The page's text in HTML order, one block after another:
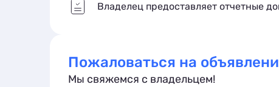
Владелец предоставляет отчетные
Пожаловаться на
Мы свяжемся с владельцем!